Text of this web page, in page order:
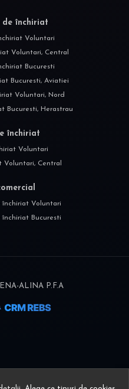
închiriat
Voluntari
Voluntari, Central
Bucuresti
Bucuresti, Aviatiei
Voluntari, Nord
Bucuresti, Herastrau
închiriat
Voluntari
Voluntari, Central
închiriat Voluntari
Bucuresti
ALINA P.F.A